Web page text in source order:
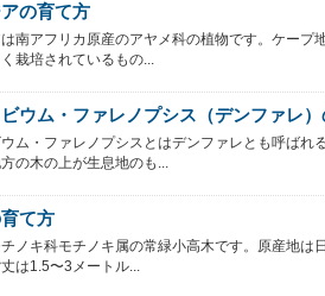
の育て方
南アフリカ原産のアヤメ科の植物です。ケープ
栽培されているもの...
ウム・ファレノプシス（デンファレ
ム・ファレノプシスとはデンファレとも呼ばれ
の木の上が生息地のも...
て方
ノキ科モチノキ属の常緑小高木です。原産地は
は1.5〜3メートル...